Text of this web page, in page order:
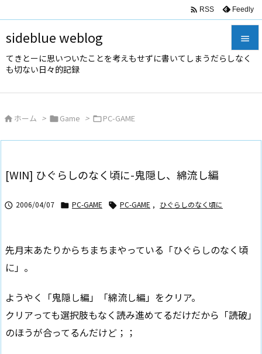
sideblue weblog
てきとーに思いついたことを考えもせずに書いてしまうだらしなく
も切ない日々的記録



 RSS Feedly
 ホーム > Game > PC-GAME
[WIN] ひぐらしのなく頃に-鬼隠し、綿流し編
 2006/04/07  PC-GAME  PC-GAME , ひぐらしのなく頃に
先月末あたりからちまちまやっている「ひぐらしのなく頃
に」。
ようやく「鬼隠し編」「綿流し編」をクリア。
クリアっても選択肢もなく読み進めてるだけだから「読破」
のほうが合ってるんだけど；；